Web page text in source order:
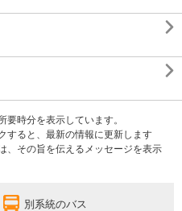


要時分を表示しています。
すると、最新の情報に更新します
、その旨を伝えるメッセージを表示
別系統のバス